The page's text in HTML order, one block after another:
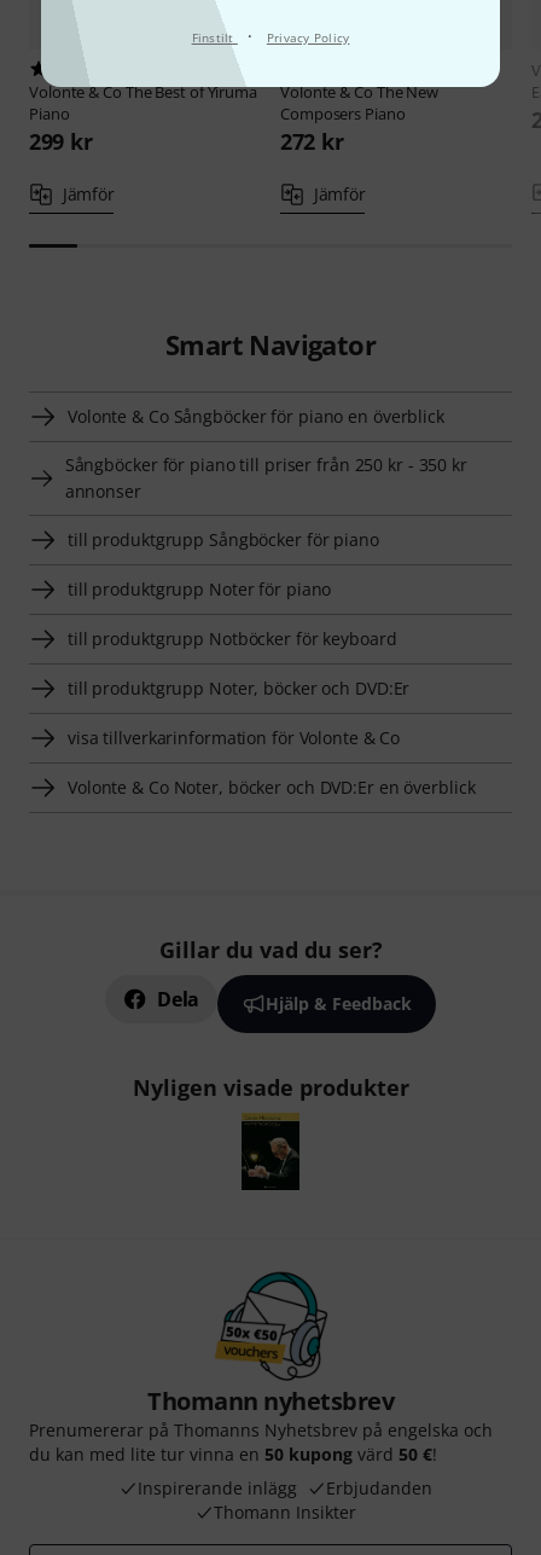
Finstilt · Privacy Policy
Volonte & CoThe Best of Yiruma
Piano
299 kr
Jämför
Volonte & CoThe New
Composers Piano
272 kr
Jämför
Smart Navigator
Volonte & Co Sångböcker för piano en överblick
Sångböcker för piano till priser från 250 kr - 350 kr
annonser
till produktgrupp Sångböcker för piano
till produktgrupp Noter för piano
till produktgrupp Notböcker för keyboard
till produktgrupp Noter, böcker och DVD:Er
visa tillverkarinformation för Volonte & Co
Volonte & Co Noter, böcker och DVD:Er en överblick
Gillar du vad du ser?
Dela Hjälp & Feedback
Nyligen visade produkter
Thomann nyhetsbrev
Prenumererar på Thomanns Nyhetsbrev på engelska och
du kan med lite tur vinna en 50 kupong värd 50 €!
Inspirerande inlägg
Erbjudanden
Thomann Insikter